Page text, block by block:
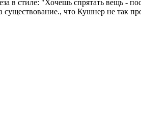
в стиле: "Хочешь спрятать вещь -
что Кушнер не так